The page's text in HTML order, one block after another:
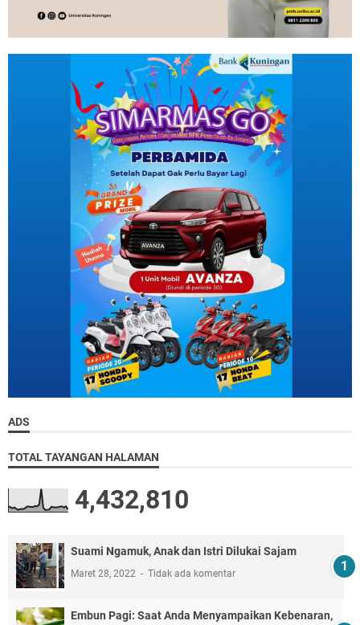
ADS
TOTAL TAYANGAN HALAMAN
4,432,810
Suami Ngamuk, Anak dan Istri Dilukai Sajam
Maret 28, 2022 Tidak ada komentar
Embun Pagi: Saat Anda Menyampaikan Kebenaran,